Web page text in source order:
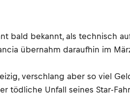
bald bekannt, als technisch
übernahm daraufhin im
verschlang aber so viel
tödliche Unfall seines Star-